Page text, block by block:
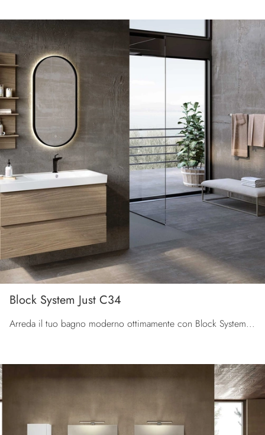
Block System Just C34
Arreda il tuo bagno moderno ottimamente con Block System Just C34, mobili bagno sospesi e complementi in melaminico di Baxar.